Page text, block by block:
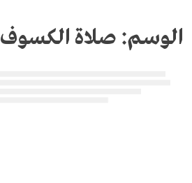
الوسم: صلاة الكسوف